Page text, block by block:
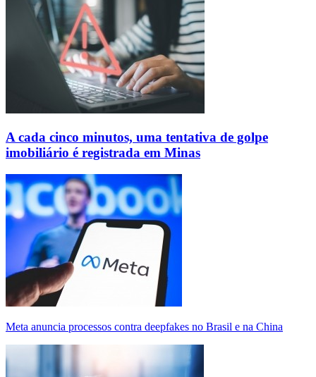
A cada cinco minutos, uma tentativa de golpe
imobiliário é registrada em Minas
Meta anuncia processos contra deepfakes no Brasil e na China